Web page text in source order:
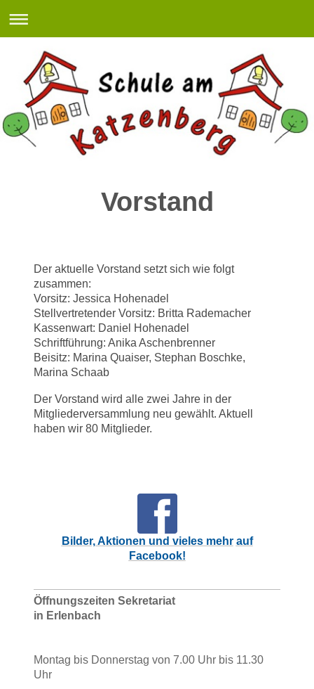
Vorstand
Der aktuelle Vorstand setzt sich wie folgt
zusammen:
Vorsitz: Jessica Hohenadel
Stellvertretender Vorsitz: Britta Rademacher
Kassenwart: Daniel Hohenadel
Schriftführung: Anika Aschenbrenner
Beisitz: Marina Quaiser, Stephan Boschke,
Marina Schaab
Der Vorstand wird alle zwei Jahre in der
Mitgliederversammlung neu gewählt. Aktuell
haben wir 80 Mitglieder.
Bilder, Aktionen und vieles mehr auf
Facebook!
Öffnungszeiten Sekretariat
in Erlenbach
Montag bis Donnerstag von 7.00 Uhr bis 11.30
Uhr